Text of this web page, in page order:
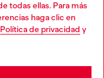
todas ellas. Para más
haga clic en
Política de privacidad y